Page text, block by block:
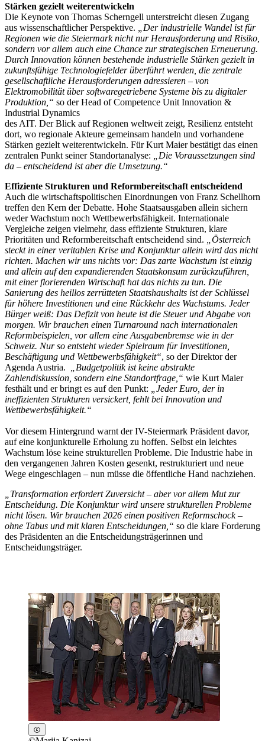
Stärken gezielt weiterentwickeln
Die Keynote von Thomas Scherngell unterstreicht diesen Zugang
aus wissenschaftlicher Perspektive.
„Der industrielle Wandel ist für
Regionen wie die Steiermark nicht nur Herausforderung und Risiko,
sondern vor allem auch eine Chance zur strategischen Erneuerung.
Durch Innovation können bestehende industrielle Stärken gezielt in
zukunftsfähige Technologiefelder überführt werden, die zentrale
gesellschaftliche Herausforderungen adressieren – von
Elektromobilität über softwaregetriebene Systeme bis zu digitaler
Produktion,“ so der Head of Competence Unit Innovation &
Industrial Dynamics
des AIT. Der Blick auf Regionen weltweit zeigt, Resilienz entsteht
dort, wo regionale Akteure gemeinsam handeln und vorhandene
Stärken gezielt weiterentwickeln. Für Kurt Maier bestätigt das einen
zentralen Punkt seiner Standortanalyse:
„Die Voraussetzungen sind
da – entscheidend ist aber die Umsetzung.“
Effiziente Strukturen und Reformbereitschaft entscheidend
Auch die wirtschaftspolitischen Einordnungen von Franz Schellhorn
treffen den Kern der Debatte. Hohe Staatsausgaben allein sichern
weder Wachstum noch Wettbewerbsfähigkeit. Internationale
Vergleiche zeigen vielmehr, dass effiziente Strukturen, klare
Prioritäten und Reformbereitschaft entscheidend sind.
„Österreich
steckt in einer veritablen Krise und Konjunktur allein wird das nicht
richten. Machen wir uns nichts vor: Das zarte Wachstum ist einzig
und allein auf den expandierenden Staatskonsum zurückzuführen,
mit einer florierenden Wirtschaft hat das nichts zu tun. Die
Sanierung des heillos zerrütteten Staatshaushalts ist der Schlüssel
für höhere Investitionen und eine Rückkehr des Wachstums. Jeder
Bürger weiß: Das Defizit von heute ist die Steuer und Abgabe von
morgen. Wir brauchen einen Turnaround nach internationalen
Reformbeispielen, vor allem eine Ausgabenbremse wie in der
Schweiz. Nur so entsteht wieder Spielraum für Investitionen,
Beschäftigung und Wettbewerbsfähigkeit“, so der Direktor der
Agenda Austria.
„Budgetpolitik ist keine abstrakte
Zahlendiskussion, sondern eine Standortfrage,“ wie Kurt Maier
festhält und er bringt es auf den Punkt:
„Jeder Euro, der in
ineffizienten Strukturen versickert, fehlt bei Innovation und
Wettbewerbsfähigkeit.“
Vor diesem Hintergrund warnt der IV-Steiermark Präsident davor,
auf eine konjunkturelle Erholung zu hoffen. Selbst ein leichtes
Wachstum löse keine strukturellen Probleme. Die Industrie habe in
den vergangenen Jahren Kosten gesenkt, restrukturiert und neue
Wege eingeschlagen – nun müsse die öffentliche Hand nachziehen.
„Transformation erfordert Zuversicht – aber vor allem Mut zur
Entscheidung. Die Konjunktur wird unsere strukturellen Probleme
nicht lösen. Wir brauchen 2026 einen positiven Reformschock –
ohne Tabus und mit klaren Entscheidungen,“ so die klare Forderung
des Präsidenten an die Entscheidungsträgerinnen und
Entscheidungsträger.